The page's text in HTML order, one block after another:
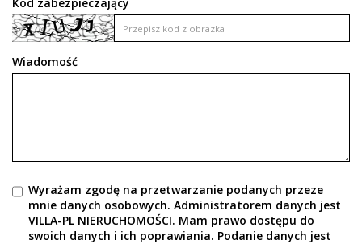
Wiadomość
Wyrażam zgodę na przetwarzanie podanych przeze
mnie danych osobowych. Administratorem danych jest
VILLA-PL NIERUCHOMOŚCI. Mam prawo dostępu do
swoich danych i ich poprawiania. Podanie danych jest